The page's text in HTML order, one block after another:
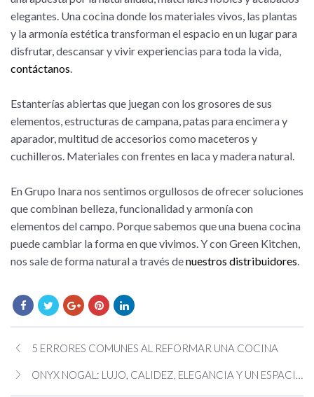
elegantes. Una cocina donde los materiales vivos, las plantas
y la armonía estética transforman el espacio en un lugar para
disfrutar, descansar y vivir experiencias para toda la vida,
contáctanos.
Estanterías abiertas que juegan con los grosores de sus
elementos, estructuras de campana, patas para encimera y
aparador, multitud de accesorios como maceteros y
cuchilleros. Materiales con frentes en laca y madera natural.
En Grupo Inara nos sentimos orgullosos de ofrecer soluciones
que combinan belleza, funcionalidad y armonía con
elementos del campo. Porque sabemos que una buena cocina
puede cambiar la forma en que vivimos. Y con Green Kitchen,
nos sale de forma natural a través denuestros distribuidores.
5 ERRORES COMUNES AL REFORMAR UNA COCINA
ONYX NOGAL: LUJO, CALIDEZ, ELEGANCIA Y UN ESPACIO ACOGEDOR